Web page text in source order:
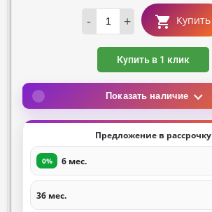
- + Купить
Купить в 1 клик
Показать наличие
Предложение в рассрочку
0% 6 мес.
36 мес.